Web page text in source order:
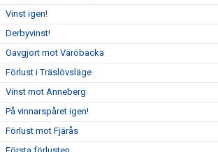
Vinst igen!
Derbyvinst!
Oavgjort mot Väröbacka
Förlust i Träslövsläge
Vinst mot Anneberg
På vinnarspåret igen!
Förlust mot Fjärås